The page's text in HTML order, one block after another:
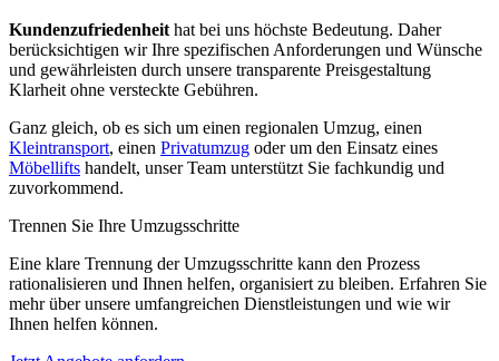
Kundenzufriedenheit hat bei uns höchste Bedeutung. Daher
berücksichtigen wir Ihre spezifischen Anforderungen und Wünsche
und gewährleisten durch unsere transparente Preisgestaltung
Klarheit ohne versteckte Gebühren.
Ganz gleich, ob es sich um einen regionalen Umzug, einen
Kleintransport, einen Privatumzug oder um den Einsatz eines
Möbellifts handelt, unser Team unterstützt Sie fachkundig und
zuvorkommend.
Trennen Sie Ihre Umzugsschritte
Eine klare Trennung der Umzugsschritte kann den Prozess
rationalisieren und Ihnen helfen, organisiert zu bleiben. Erfahren Sie
mehr über unsere umfangreichen Dienstleistungen und wie wir
Ihnen helfen können.